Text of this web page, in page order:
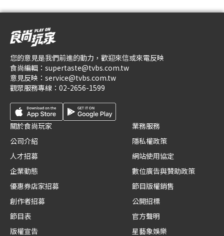
您的意見是我們前進的動力，歡迎來信或來電反映
食尚編輯： supertaste@tvbs.com.tw
意見反映： service@tvbs.com.tw
觀眾服務專線： 02-2656-1599
關於食尚玩家
公司介紹
人才招募
企業動態
優惠券店家招募
創作者招募
節目表
版權宣告
業務服務
隱私權政策
網站使用協定
數位廣告與贊助政策
節目版權銷售
公開招標
官方聲明
星藝象娛樂